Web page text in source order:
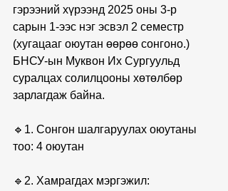
гэрээний хүрээнд 2025 оны 3-р
сарын 1-ээс нэг эсвэл 2 семестр
(хугацааг оюутан өөрөө сонгоно.)
БНСУ-ын Муквон Их Сургуульд
суралцах солилцооны хөтөлбөр
зарлагдаж байна.
🔹1. Сонгон шалгаруулах оюутаны ​​
тоо: 4 оюутан
🔹2. Хамрагдах мэргэжил: